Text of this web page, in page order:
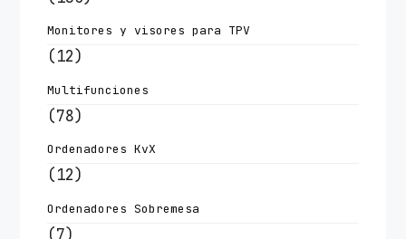
Monitores y visores para TPV
(12)
Multifunciones
(78)
Ordenadores KvX
(12)
Ordenadores Sobremesa
(7)